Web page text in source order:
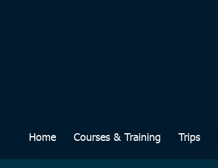
Home Courses & Training Trips